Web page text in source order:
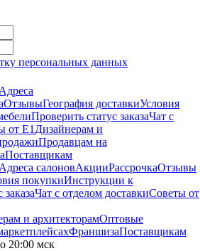
персональных данных
Адреса
ОтзывыГеография доставкиУсловия
Проверить статус заказаЧат с
от Е1 Дизайнерам и
Продавцам на
Поставщикам
Адреса салоновАкцииРассрочкаОтзывы
покупкиИнструкции к
Чат с отделом доставкиСоветы от
и архитекторамОптовые
ФраншизаПоставщикам
20:00 мск